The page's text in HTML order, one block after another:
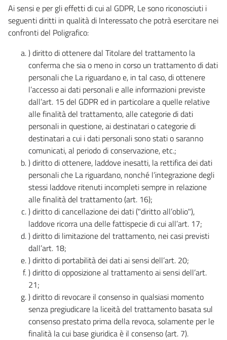
Ai sensi e per gli effetti di cui al GDPR, Le sono riconosciuti i
seguenti diritti in qualità di Interessato che potrà esercitare nei
confronti del Poligrafico:
) diritto di ottenere dal Titolare del trattamento la
conferma che sia o meno in corso un trattamento di dati
personali che La riguardano e, in tal caso, di ottenere
l’accesso ai dati personali e alle informazioni previste
dall’art. 15 del GDPR ed in particolare a quelle relative
alle finalità del trattamento, alle categorie di dati
personali in questione, ai destinatari o categorie di
destinatari a cui i dati personali sono stati o saranno
comunicati, al periodo di conservazione, etc.;
) diritto di ottenere, laddove inesatti, la rettifica dei dati
personali che La riguardano, nonché l’integrazione degli
stessi laddove ritenuti incompleti sempre in relazione
alle finalità del trattamento (art. 16);
) diritto di cancellazione dei dati ("diritto all’oblio"),
laddove ricorra una delle fattispecie di cui all’art. 17;
) diritto di limitazione del trattamento, nei casi previsti
dall’art. 18;
) diritto di portabilità dei dati ai sensi dell’art. 20;
) diritto di opposizione al trattamento ai sensi dell’art.
21;
) diritto di revocare il consenso in qualsiasi momento
senza pregiudicare la liceità del trattamento basata sul
consenso prestato prima della revoca, solamente per le
finalità la cui base giuridica è il consenso (art. 7).